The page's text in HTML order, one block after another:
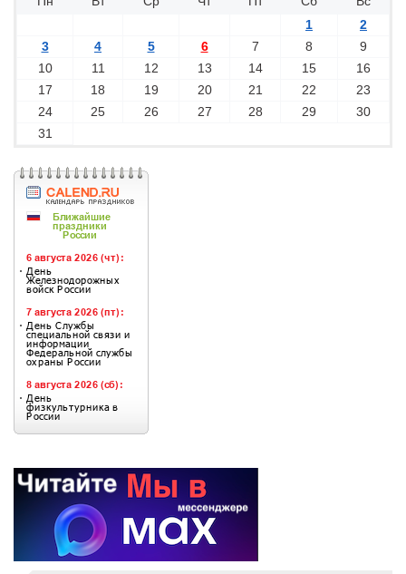
1
2
3
4 5 6 7 8
9
10
11 12 13 14 15
16
17
18 19 20 21 22
23
24
25 26 27 28 29
30
31